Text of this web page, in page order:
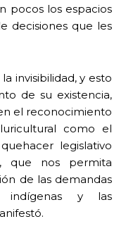
pocos los espacios
decisiones que les
invisibilidad, y esto
de su existencia,
el reconocimiento
como el
legislativo
que nos permita
de las demandas
indígenas y las